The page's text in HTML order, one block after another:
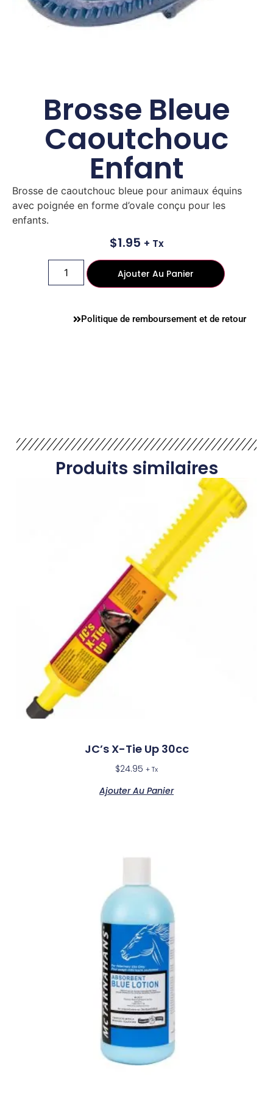
Brosse Bleue
Caoutchouc
Enfant
Brosse de caoutchouc bleue pour animaux équins
avec poignée en forme d’ovale conçu pour les
enfants.
$1.95 + Tx
Ajouter Au Panier
Politique de remboursement et de retour
Produits similaires
JC’s X-Tie Up 30cc
$24.95 + Tx
Ajouter Au Panier